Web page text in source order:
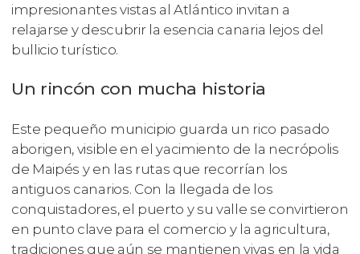
impresionantes vistas al Atlántico invitan a
relajarse y descubrir la esencia canaria lejos del
bullicio turístico.
Un rincón con mucha historia
Este pequeño municipio guarda un rico pasado
aborigen, visible en el yacimiento de la necrópolis
de Maipés y en las rutas que recorrían los
antiguos canarios. Con la llegada de los
conquistadores, el puerto y su valle se convirtieron
en punto clave para el comercio y la agricultura,
tradiciones que aún se mantienen vivas en la vida